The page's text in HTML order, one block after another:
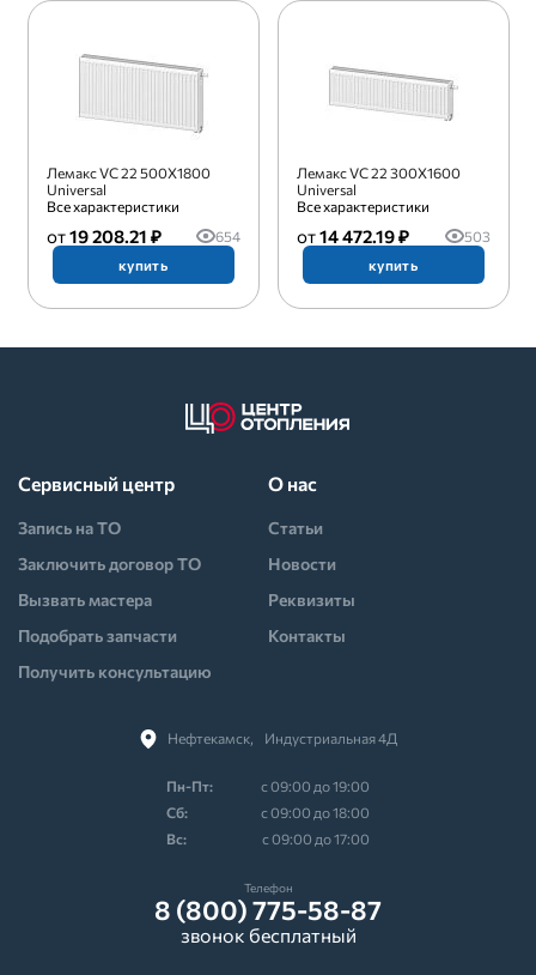
Лемакс VC 22 500X1800
Universal
Все характеристики
19 208.21 ₽
654
купить
Лемакс VC 22 300X1600
Universal
Все характеристики
14 472.19 ₽
503
купить
Нефтекамск,⠀Индустриальная 4Д
Пн-Пт:
с 09:00 до 19:00
Cб:
с 09:00 до 18:00
Вс:
с 09:00 до 17:00
Сервисный центр
Запись на ТО
Заключить договор ТО
Вызвать мастера
Подобрать запчасти
Получить консультацию
О нас
Статьи
Новости
Реквизиты
Контакты
Телефон
8 (800) 775-58-87
звонок бесплатный